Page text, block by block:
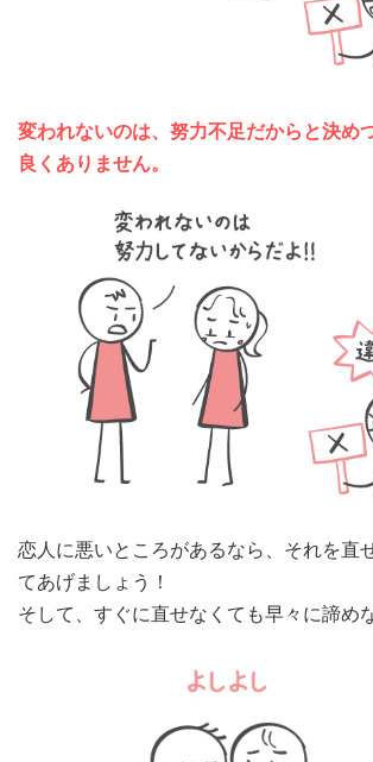
変われないのは、努力不足だからと決め
良くありません。
恋人に悪いところがあるなら、それを直
てあげましょう！
そして、すぐに直せなくても早々に諦め